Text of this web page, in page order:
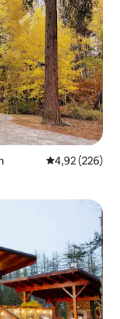
Keskmine
4,92 (226)